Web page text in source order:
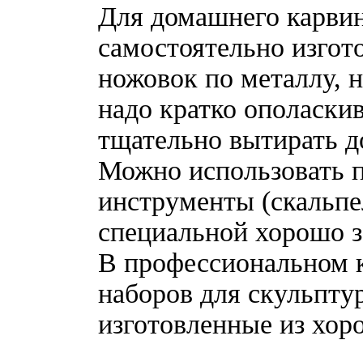
Для домашнего
самостоятельно
ножовок по металлу,
надо кратко
тщательно вытирать
Можно использовать
инструменты
специальной хорошо
В профессиональном
наборов для
изготовленные из